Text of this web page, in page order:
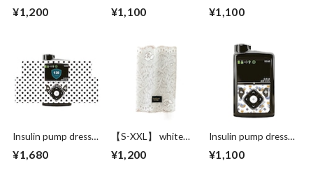
応 防水・通気性
なし センサー用固
定パッチ ］4枚
¥1,200
Check"
¥1,100
dream"
¥1,100
Insulin pump dress
¥1,680
【S-XXL】 white
¥1,200
Insulin pump dress
Flowers with bird"マ
¥1,100